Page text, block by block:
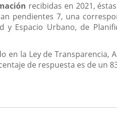
recibidas en 2021,
pendientes 7, una
y Espacio Urbano, de
la Ley de Transparencia,
de respuesta es de un